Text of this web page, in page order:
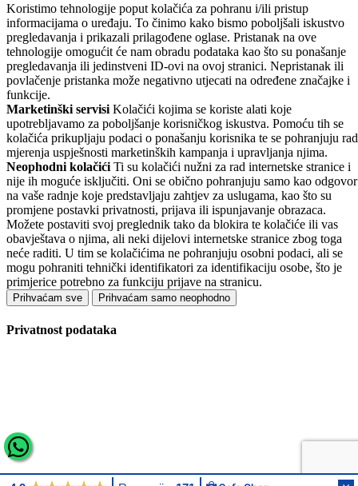
Koristimo tehnologije poput kolačića za pohranu i/ili pristup
informacijama o uređaju. To činimo kako bismo poboljšali iskustvo
pregledavanja i prikazali prilagođene oglase. Pristanak na ove
tehnologije omogućit će nam obradu podataka kao što su ponašanje
pregledavanja ili jedinstveni ID-ovi na ovoj stranici. Nepristanak ili
povlačenje pristanka može negativno utjecati na određene značajke i
funkcije.
Marketinški servisi Kolačići kojima se koriste alati koje
upotrebljavamo za poboljšanje korisničkog iskustva. Pomoću tih se
kolačića prikupljaju podaci o ponašanju korisnika te se pohranjuju
mjerenja uspješnosti marketinških kampanja i upravljanja njima.
Neophodni kolačići Ti su kolačići nužni za rad internetske stranice i
nije ih moguće isključiti. Oni se obično pohranjuju samo kao odgovor
na vaše radnje koje predstavljaju zahtjev za uslugama, kao što su
promjene postavki privatnosti, prijava ili ispunjavanje obrazaca.
Možete postaviti svoj preglednik tako da blokira te kolačiće ili vas
obavještava o njima, ali neki dijelovi internetske stranice zbog toga
neće raditi. U tim se kolačićima ne pohranjuju osobni podaci, ali se
mogu pohraniti tehnički identifikatori za identifikaciju osobe, što je
primjerice potrebno za funkciju prijave na stranicu.
Prihvaćam sve Prihvaćam samo neophodno
Privatnost podataka